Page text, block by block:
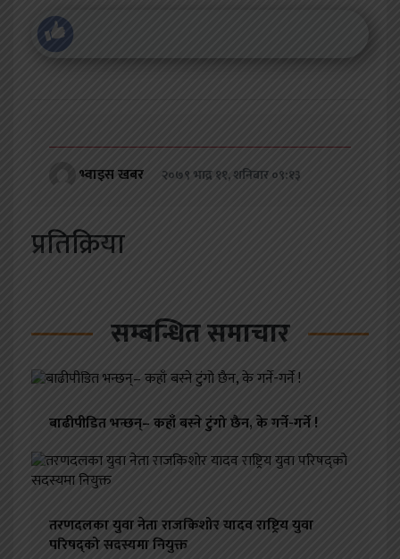
भ्वाइस खबर २०७९ भाद्र ११, शनिबार ०९:१३
प्रतिक्रिया
सम्बन्धित समाचार
बाढीपीडित भन्छन्– कहाँ बस्ने टुंगो छैन, के गर्ने-गर्ने !
तरणदलका युवा नेता राजकिशोर यादव राष्ट्रिय युवा
परिषद्को सदस्यमा नियुक्त